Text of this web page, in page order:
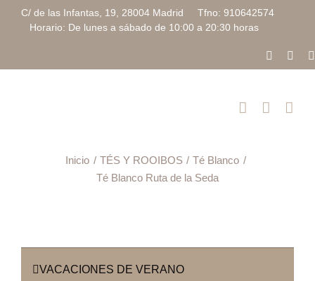
SaltarC/ de las Infantas, 19, 28004 Madrid Tfno: 910642574
Horario: De lunes a sábado de 10:00 a 20:30 horas
Facebook
Inicio TÉS Y ROOIBOS
Té Blanco
Té Blanco Ruta de la Seda
VACACIONES DE VERANO